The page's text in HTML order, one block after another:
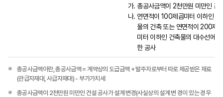
가. 총공사금액이 2천만원 미만인 공
나. 연면적이 100제곱미터 이하인 건
물의 건축 또는 연면적이 200제
미터 이하인 건축물의 대수선에 관
한 공사
총공사금액이란, 총공사금액 = 계약상의 도급금액 + 발주자로부터 따로 제공받은 재료
(관급자재대, 사급자재대) - 부가가치세
총공사금액이 2천만원 미만인 건설 공사가 설계 변경(사실상의 설계 변 경이 있는 경우